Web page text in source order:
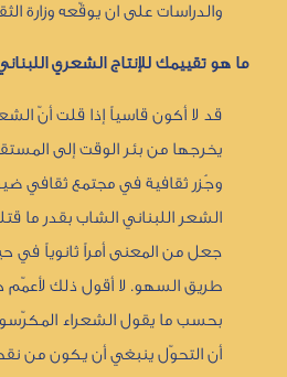
والدراسات على ان يوقّعه وزارة
ما هو تقييمك للإنتاج الشعري
قد لا أكون قاسياً إذا قلت أنّ
يخرجها من بئر الوقت إلى
وجُزر ثقافية في مجتمع ثقافي
الشعر اللبناني الشاب بقدر ما
جعل من المعنى أمراً ثانوياً في
طريق السهو. لا أقول ذلك لأعمّم
بحسب ما يقول الشعراء
أن التحوّل ينبغي أن يكون من